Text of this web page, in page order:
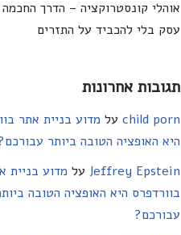
אוהלי קונסטרוקציה – הדרך
עסק בלי להכביד על התזרים
תגובות אחרונות
child porn על מדוע בניית אתר
היא האופציה הטובה ביותר
Jeffrey Epstein על מדוע בניית
בוורדפרס היא האופציה הטובה
עבורכם?